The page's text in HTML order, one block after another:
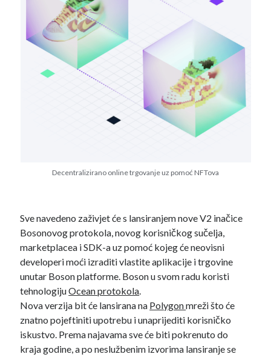
Pretraži
Search
Decentralizirano online trgovanje uz pomoć NFTova
Sve navedeno zaživjet će s lansiranjem nove V2 inačice
Bosonovog protokola, novog korisničkog sučelja,
marketplacea i SDK-a uz pomoć kojeg će neovisni
developeri moći izraditi vlastite aplikacije i trgovine
unutar Boson platforme. Boson u svom radu koristi
tehnologijuOcean protokola.
Nova verzija bit će lansirana na Polygonmreži što će
znatno pojeftiniti upotrebu i unaprijediti korisničko
iskustvo. Prema najavama sve će biti pokrenuto do
kraja godine, a po neslužbenim izvorima lansiranje se